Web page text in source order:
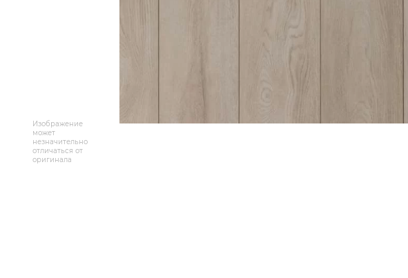
Популярные товары
Изображение
может
незначительно
отличаться от
оригинала